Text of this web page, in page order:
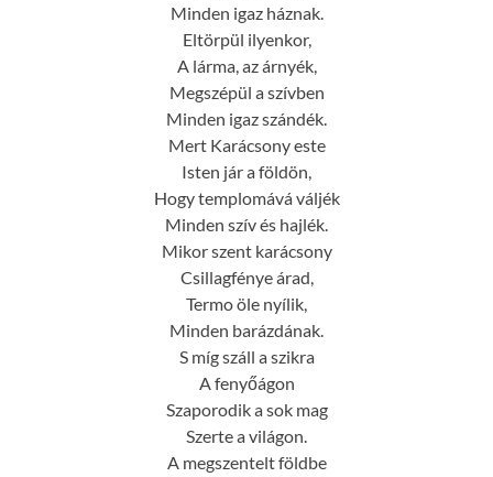
Minden igaz háznak.
Eltörpül ilyenkor,
A lárma, az árnyék,
Megszépül a szívben
Minden igaz szándék.
Mert Karácsony este
Isten jár a földön,
Hogy templomává váljék
Minden szív és hajlék.
Mikor szent karácsony
Csillagfénye árad,
Termo öle nyílik,
Minden barázdának.
S míg száll a szikra
A fenyőágon
Szaporodik a sok mag
Szerte a világon.
A megszentelt földbe